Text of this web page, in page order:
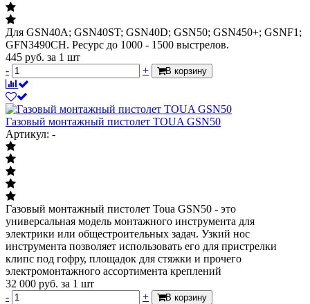
Для GSN40A; GSN40ST; GSN40D; GSN50; GSN450+; GSNF1;
GFN3490CH. Ресурс до 1000 - 1500 выстрелов.
445 руб. за 1 шт
-
+ В корзину
Газовый монтажный пистолет TOUA GSN50
Артикул: -
Газовый монтажный пистолет Toua GSN50 - это
универсальная модель монтажного инструмента для
электрики или общестроительных задач. Узкий нос
инструмента позволяет использовать его для пристрелки
клипс под гофру, площадок для стяжки и прочего
электромонтажного ассортимента креплений
32 000 руб. за 1 шт
-
+ В корзину